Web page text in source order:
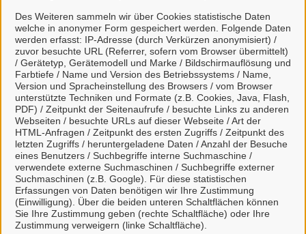
Des Weiteren sammeln wir über Cookies statistische Daten
welche in anonymer Form gespeichert werden. Folgende Daten
werden erfasst: IP-Adresse (durch Verkürzen anonymisiert) /
zuvor besuchte URL (Referrer, sofern vom Browser übermittelt)
/ Gerätetyp, Gerätemodell und Marke / Bildschirmauflösung und
Farbtiefe / Name und Version des Betriebssystems / Name,
Version und Spracheinstellung des Browsers / vom Browser
unterstützte Techniken und Formate (z.B. Cookies, Java, Flash,
PDF) / Zeitpunkt der Seitenaufrufe / besuchte Links zu anderen
Webseiten / besuchte URLs auf dieser Webseite / Art der
HTML-Anfragen / Zeitpunkt des ersten Zugriffs / Zeitpunkt des
letzten Zugriffs / heruntergeladene Daten / Anzahl der Besuche
eines Benutzers / Suchbegriffe interne Suchmaschine /
verwendete externe Suchmaschinen / Suchbegriffe externer
Suchmaschinen (z.B. Google). Für diese statistischen
Erfassungen von Daten benötigen wir Ihre Zustimmung
(Einwilligung). Über die beiden unteren Schaltflächen können
Sie Ihre Zustimmung geben (rechte Schaltfläche) oder Ihre
Zustimmung verweigern (linke Schaltfläche).
Sperrmüllabfuhr beantragen
Tausch- und Verschenkmarkt Salzgitter online
Abfallkalender online
Grünschnitt-Container beantragen
Baustellen-Container beantragen
Gelbe Tonne beantragen und ändern
Restmülltonne beantragen und ändern